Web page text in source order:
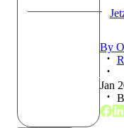
Management-
By
Jan